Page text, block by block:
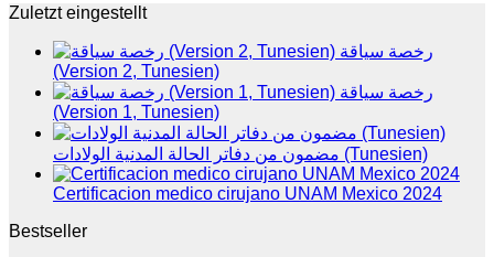
Zuletzt eingestellt
رخصة سياقة
(Version 2, Tunesien)
رخصة سياقة
(Version 1, Tunesien)
مضمون من دفاتر الحالة المدنية الولادات (Tunesien)
Certificacion medico cirujano UNAM Mexico 2024
Bestseller